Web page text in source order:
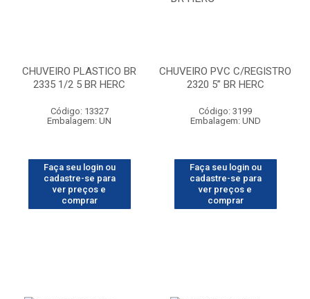
CHUVEIRO PLASTICO BR
2335 1/2 5 BR HERC
Código: 13327
Embalagem: UN
Faça seu login ou
cadastre-se para
ver preços e
comprar
CHUVEIRO PVC C/REGISTRO
2320 5” BR HERC
Código: 3199
Embalagem: UND
Faça seu login ou
cadastre-se para
ver preços e
comprar